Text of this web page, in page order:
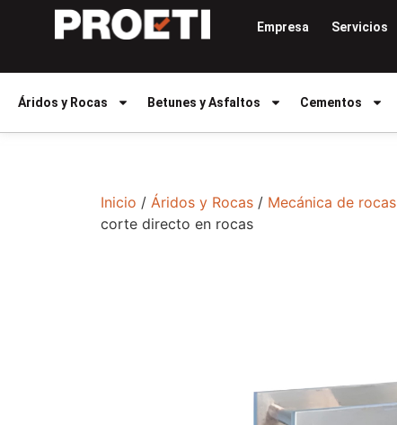
Empresa Servicios
Áridos y Rocas Betunes y Asfaltos Cementos
Inicio / Áridos y Rocas / Mecánica de rocas
corte directo en rocas